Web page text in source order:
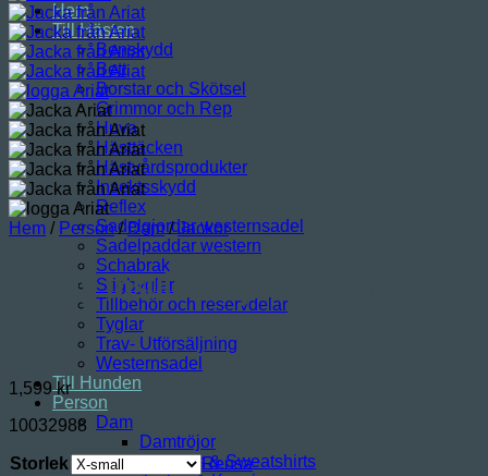
Hem
Till Hästen
Benskydd
Bett
Borstar och Skötsel
Grimmor och Rep
Huva
Hästtäcken
Hästvårdsprodukter
Insektsskydd
Reflex
Sadelgjordar westernsadel
Sadelpaddar western
Schabrak
Stigbyglar
Tillbehör och reservdelar
Tyglar
Trav- Utförsäljning
Westernsadel
Till Hunden
Person
Dam
Damtröjor
Hoodies & Sweatshirts
Hem / Person / Dam / Jackor
Grizzly Insulated Jacket Banyan
1,599kr
10032988
Storlek
Rensa